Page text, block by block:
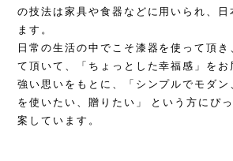
の技法は家具や食器などに用いられ、日
ます。
日常の生活の中でこそ漆器を使って頂き
て頂いて、「ちょっとした幸福感」をお
強い思いをもとに、「シンプルでモダン
を使いたい、贈りたい」 という方にぴ
案しています。